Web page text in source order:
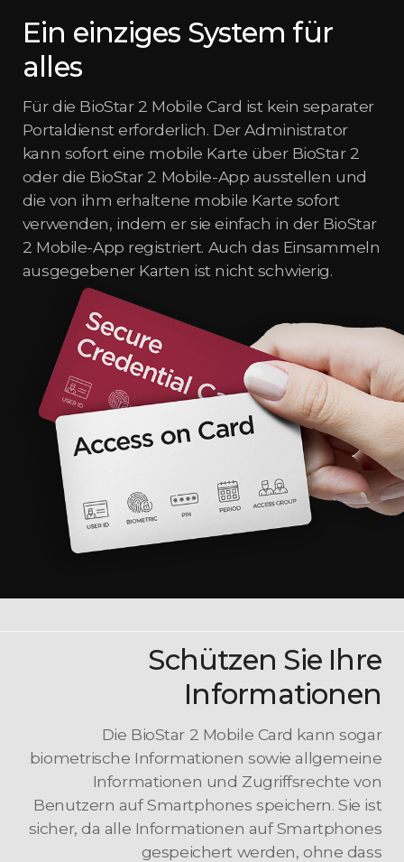
Ein einziges System für
alles
Für die BioStar 2 Mobile Card ist kein separater
Portaldienst erforderlich. Der Administrator
kann sofort eine mobile Karte über BioStar 2
oder die BioStar 2 Mobile-App ausstellen und
die von ihm erhaltene mobile Karte sofort
verwenden, indem er sie einfach in der BioStar
2 Mobile-App registriert. Auch das Einsammeln
ausgegebener Karten ist nicht schwierig.
Schützen Sie Ihre
Informationen
Die BioStar 2 Mobile Card kann sogar
biometrische Informationen sowie allgemeine
Informationen und Zugriffsrechte von
Benutzern auf Smartphones speichern. Sie ist
sicher, da alle Informationen auf Smartphones
gespeichert werden, ohne dass